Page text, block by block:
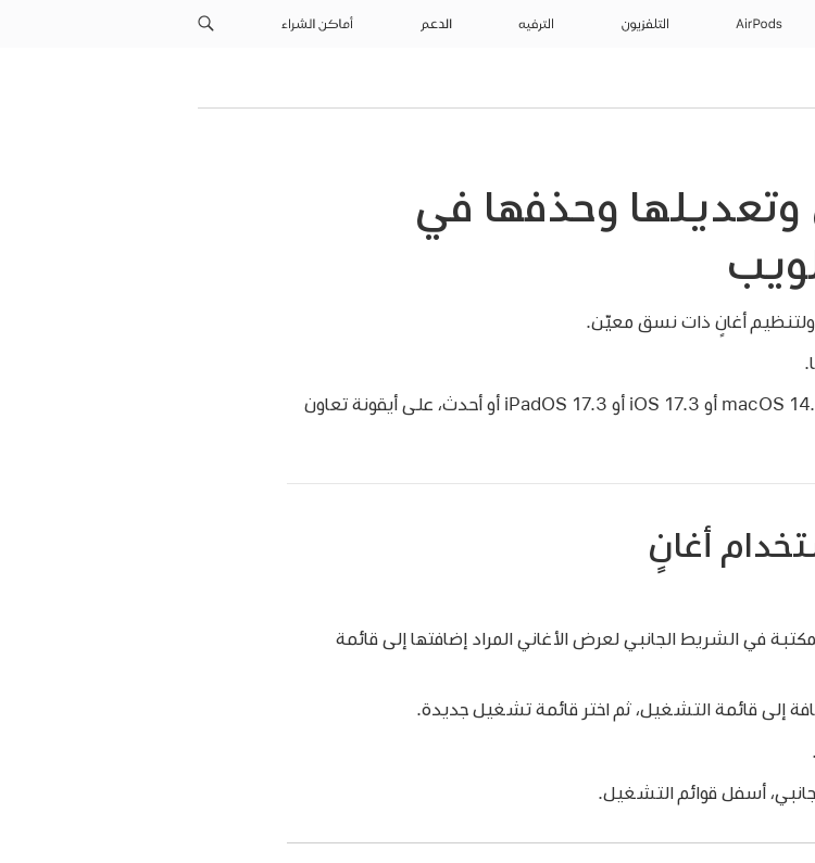
AirPods التلفزيون الترفيه الدعم أماكن الشراء
وحذفها في
ولتنظيم أغانٍ ذات نسق معيّن.
أغانٍ
في الشريط الجانبي لعرض الأغاني المراد إضافتها إلى قائمة
إلى قائمة التشغيل، ثم اختر قائمة تشغيل جديدة.
أسفل قوائم التشغيل.